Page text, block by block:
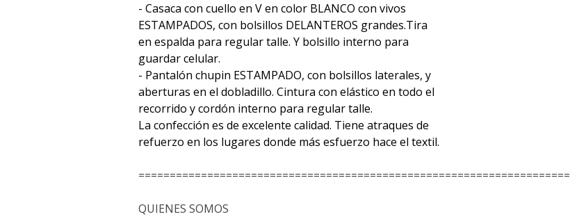
- Casaca con cuello en V en color BLANCO con vivos
ESTAMPADOS, con bolsillos DELANTEROS grandes.Tira
en espalda para regular talle. Y bolsillo interno para
guardar celular.
- Pantalón chupin ESTAMPADO, con bolsillos laterales, y
aberturas en el dobladillo. Cintura con elástico en todo el
recorrido y cordón interno para regular talle.
La confección es de excelente calidad. Tiene atraques de
refuerzo en los lugares donde más esfuerzo hace el textil.
=====================================================================
QUIENES SOMOS